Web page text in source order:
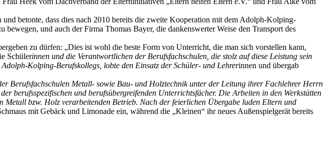
betonte, dass dies nach 2010 bereits die zweite Kooperation mit dem Adolph-Kolping-
und auch der Firma Thomas Bayer, die dankenswerter Weise den Transport des
zu dürfen: „Dies ist wohl die beste Form von Unterricht, die man sich vorstellen kann,
Schülerinnen und die Verantwortlichen der Berufsfachschulen, die stolz auf diese Leistung sein
Kolping-Berufskollegs, lobte den Einsatz der Schüler- und Lehrerinnen und übergab
Berufsfachschulen Metall- sowie Bau- und Holztechnik unter der Leitung ihrer Fachlehrer Herrn
berufsspezifischen und berufsübergreifenden Unterrichtsfächer. Die Arbeiten in den Werkstätten
bzw. Holz verarbeitenden Betrieb. Nach der feierlichen Übergabe luden Eltern und
mit Gebäck und Limonade ein, während die „Kleinen“ ihr neues Außenspielgerät bereits